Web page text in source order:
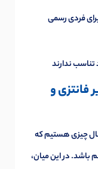
فردی رسمی
تناسب ندارند
فانتزی و
چیزی هستیم که
باشد. در این میان،